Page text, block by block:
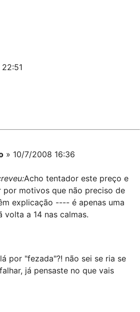
» 10/7/2008 16:36
Acho tentador este preço e
por motivos que não preciso de
explicação ---- é apenas uma
volta a 14 nas calmas.
por "fezada"?! não sei se ria se
já pensaste no que vais